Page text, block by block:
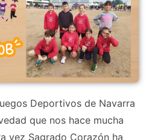
Deportivos de Navarra
que nos hace mucha
vez Sagrado Corazón ha